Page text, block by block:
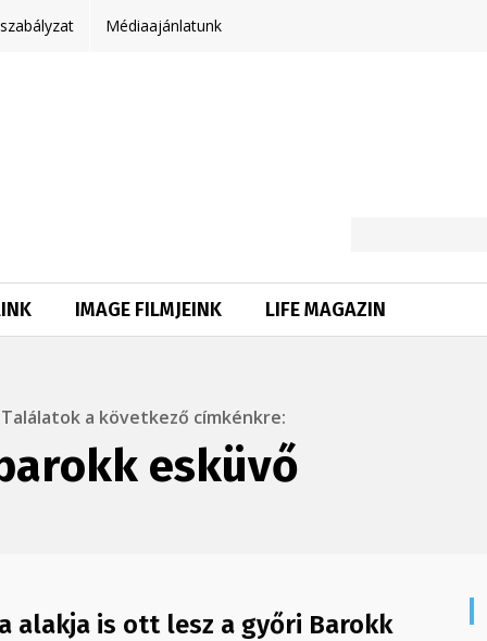
Médiaajánlatunk
IMAGE FILMJEINK LIFE MAGAZIN
Találatok a következő címkénkre:
esküvő
alakja is ott lesz a győri Barokk